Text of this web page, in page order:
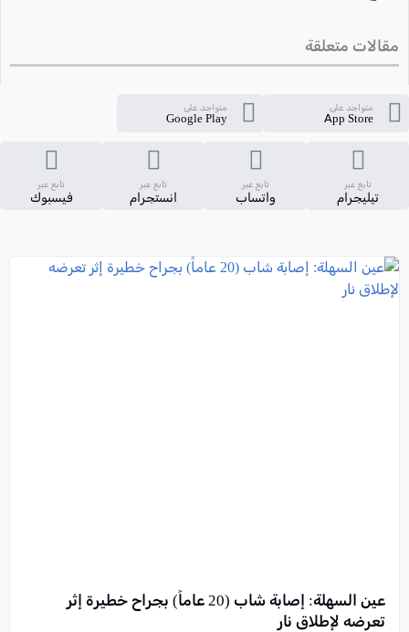
مقالات متعلقة
متواجد على
App Store
متواجد على
Google Play
تابع عبر
تيليجرام
تابع عبر
واتساب
تابع عبر
انستجرام
تابع عبر
فيسبوك
عين السهلة: إصابة شاب (20 عاماً) بجراح خطيرة إثر
تعرضه لإطلاق نار